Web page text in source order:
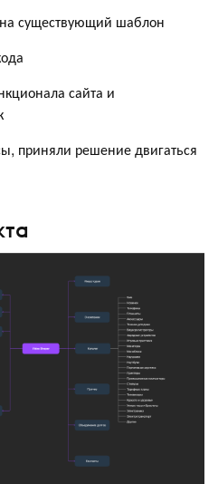
существующий шаблон
сайта и
приняли решение двигаться